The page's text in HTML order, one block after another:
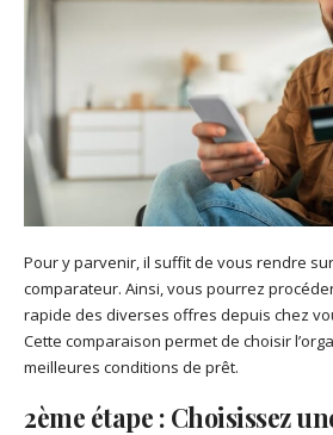
Pour y parvenir, il suffit de vous rendre
comparateur. Ainsi, vous pourrez
rapide des diverses offres depuis chez
Cette comparaison permet de choisir
meilleures conditions de prêt.
2ème étape : Choisissez